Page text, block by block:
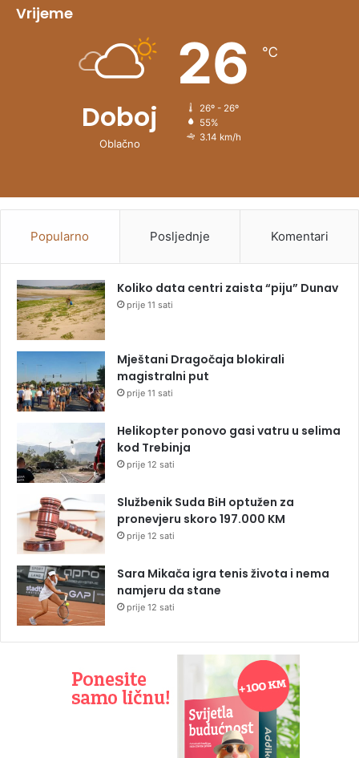
vVrijeme
Doboj
Oblačno
26 ℃
26º - 26º
55%
3.14 km/h
Popularno Posljednje Komentari
Koliko data centri zaista “piju” Dunav
prije 11 sati
Mještani Dragočaja blokirali
magistralni put
prije 11 sati
Helikopter ponovo gasi vatru u selima
kod Trebinja
prije 12 sati
Službenik Suda BiH optužen za
pronevjeru skoro 197.000 KM
prije 12 sati
Sara Mikača igra tenis života i nema
namjeru da stane
prije 12 sati